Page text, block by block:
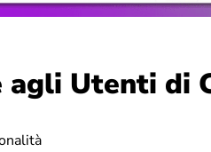
agli Utenti di